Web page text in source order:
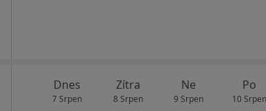
Dnes
7 Srpen
Zítra
8 Srpen
Ne
9 Srpen
Po
10 Srpen